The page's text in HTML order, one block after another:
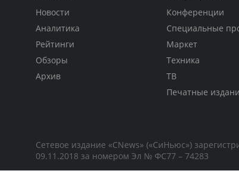
Новости
Аналитика
Рейтинги
Обзоры
Архив
Конференции
Специальные
Маркет
Техника
ТВ
Печатные
Сетевое издание «CNews» («СиНьюс»)
09.11.2018 за номером Эл № ФС77 – 74283